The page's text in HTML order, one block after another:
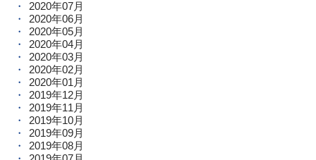
2020年07月
2020年06月
2020年05月
2020年04月
2020年03月
2020年02月
2020年01月
2019年12月
2019年11月
2019年10月
2019年09月
2019年08月